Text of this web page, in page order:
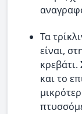
Τα
είναι,
κρεβάτι.
και το